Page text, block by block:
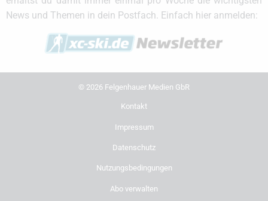
News und Themen in dein Postfach. Einfach hier anmelden:
© 2026 Felgenhauer Medien GbR
Kontakt
Impressum
Datenschutz
Nutzungsbedingungen
Abo verwalten